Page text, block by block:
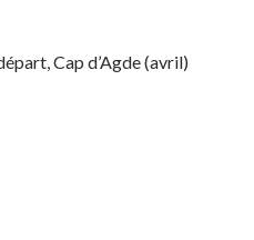
Cap d’Agde (avril)